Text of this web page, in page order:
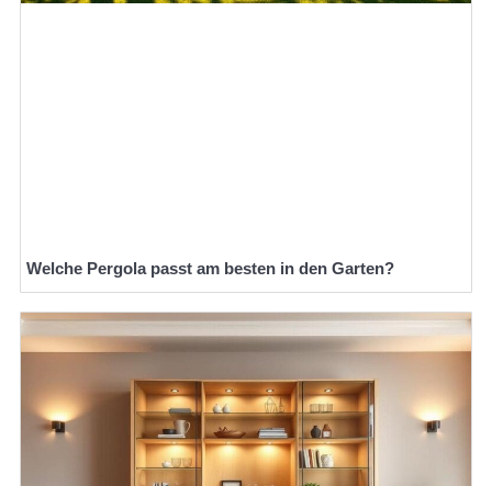
Welche Pergola passt am besten in den Garten?